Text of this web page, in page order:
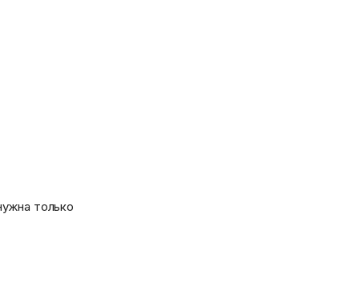
только